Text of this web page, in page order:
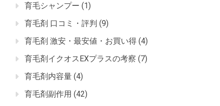
育毛シャンプー (1)
育毛剤 口コミ・評判 (9)
育毛剤 激安・最安値・お買い得 (4)
育毛剤イクオスEXプラスの考察 (7)
育毛剤内容量 (4)
育毛剤副作用 (42)